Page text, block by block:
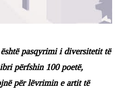
pasqyrimi i diversitetit të
përfshin 100 poetë,
për lëvrimin e artit të